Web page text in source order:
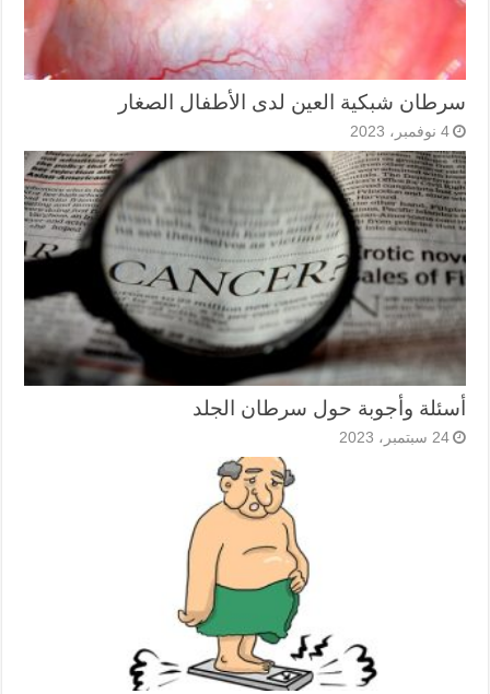
سرطان شبكية العين لدى الأطفال الصغار
4 نوفمبر، 2023
أسئلة وأجوبة حول سرطان الجلد
24 سبتمبر، 2023